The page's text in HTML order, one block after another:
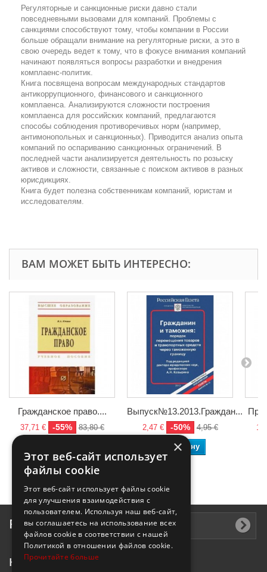
Регуляторные и санкционные риски давно стали
повседневными вызовами для компаний. Проблемы с
санкциями способствуют тому, чтобы компании в России
больше обращали внимание на регуляторные риски, а это в
свою очередь ведет к тому, что в фокусе внимания компаний
начинают появляться вопросы разработки и внедрения
комплаенс-политик.
Книга посвящена вопросам международных стандартов
антикоррупционного, финансового и санкционного
комплаенса. Анализируются сложности построения
комплаенса для российских компаний, предлагаются
способы соблюдения противоречивых норм (например,
антимонопольных и санкционных). Приводится анализ опыта
компаний по оспариванию санкционных ограничений. В
последней части анализируется деятельность по розыску
активов и сложности, связанные с поиском активов в разных
юрисдикциях.
Книга будет полезна собственникам компаний, юристам и
исследователям.
ВАМ МОЖЕТ БЫТЬ ИНТЕРЕСНО:
Гражданское право....
37,71 € -55% 83,80 €
Выпуск№13.2013.Граждан...
2,47 € -50% 4,95 €
В корзину
Рассылка
Контактная информация
×
Этот веб-сайт использует
файлы cookie
Этот веб-сайт использует файлы cookie
для улучшения взаимодействия с
пользователем. Используя наш веб-сайт,
вы соглашаетесь на использование всех
файлов cookie в соответствии с нашей
Политикой в ​​отношении файлов cookie.
Прочитайте больше